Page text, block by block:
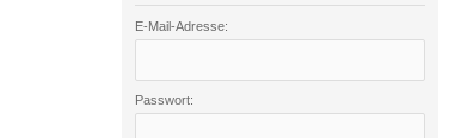
E-Mail-Adresse:
Passwort: